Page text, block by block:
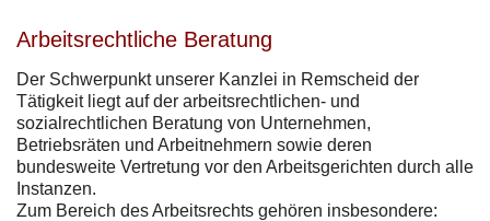
Arbeitsrechtliche Beratung
Der Schwerpunkt unserer Kanzlei in Remscheid der
Tätigkeit liegt auf der arbeitsrechtlichen- und
sozialrechtlichen Beratung von Unternehmen,
Betriebsräten und Arbeitnehmern sowie deren
bundesweite Vertretung vor den Arbeitsgerichten durch alle
Instanzen.
Zum Bereich des Arbeitsrechts gehören insbesondere: